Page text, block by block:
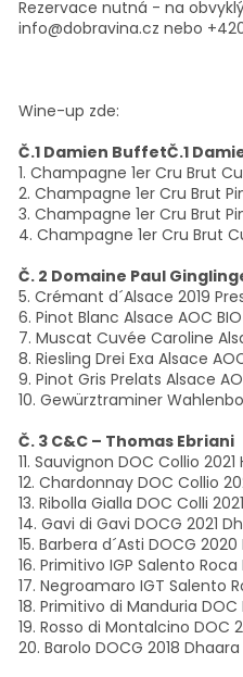
Rezervace nutná - na
info@dobravina.cz nebo
Wine-up zde:
Č.1 Damien BuffetČ.1
1. Champagne 1er Cru Brut
2. Champagne 1er Cru Brut
3. Champagne 1er Cru Brut
4. Champagne 1er Cru Brut
Č. 2 Domaine Paul
5. Crémant d´Alsace 2019
6. Pinot Blanc Alsace AOC BIO
7. Muscat Cuvée Caroline
8. Riesling Drei Exa Alsace
9. Pinot Gris Prelats Alsace
10. Gewürztraminer
Č. 3 C&C – Thomas Ebriani
11. Sauvignon DOC Collio
12. Chardonnay DOC Collio
13. Ribolla Gialla DOC Colli
14. Gavi di Gavi DOCG 2021
15. Barbera d´Asti DOCG
16. Primitivo IGP Salento
17. Negroamaro IGT Salento
18. Primitivo di Manduria
19. Rosso di Montalcino DOC
20. Barolo DOCG 2018 Dhaara